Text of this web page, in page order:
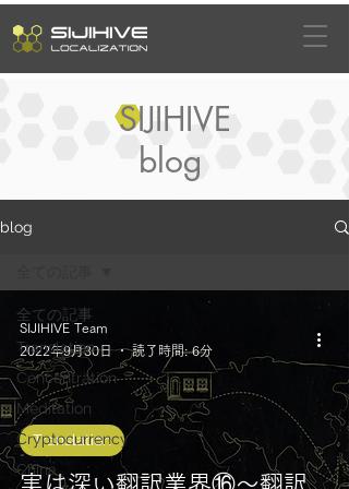
SIJIHIVE
blog
blog
全ての記事
Translation
Concentration
Meditation
Cryptocurrency
China
実は深い翻訳業界⑯～翻訳
Translation
SIJIHIVE Team
2022年9月30日
読了時間: 6分